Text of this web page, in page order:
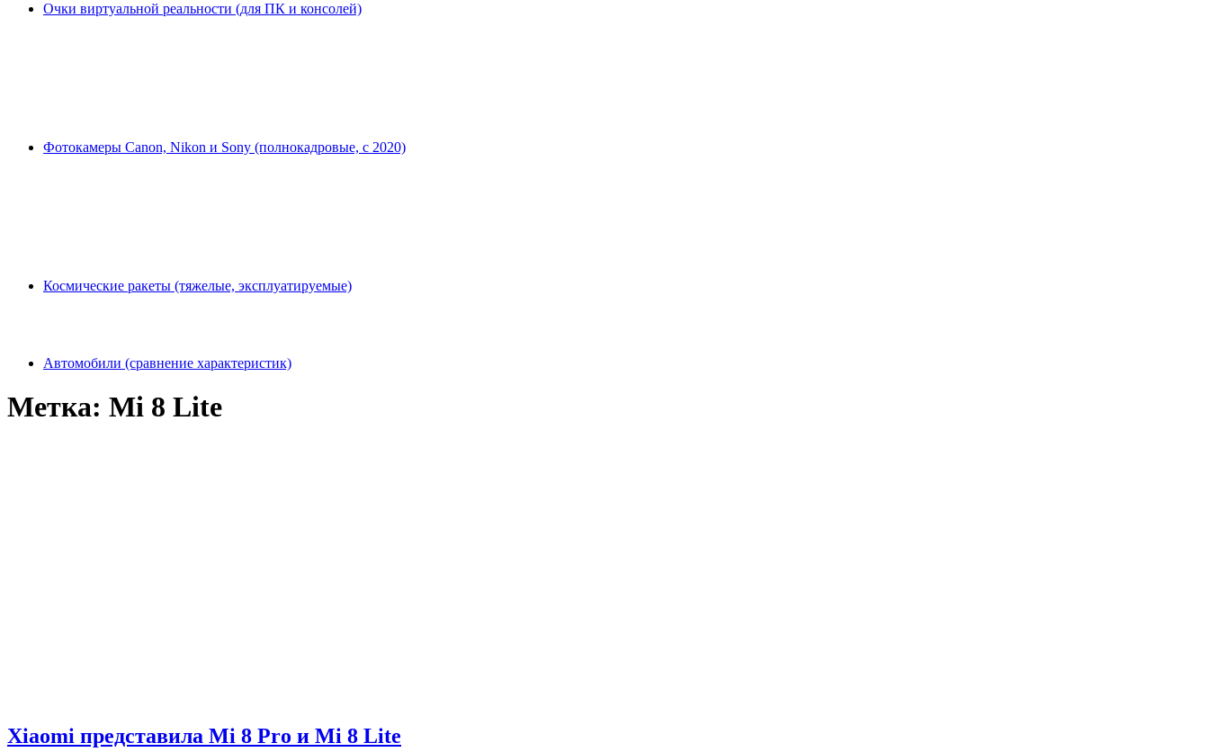
Очки виртуальной реальности (для ПК и консолей)
Фотокамеры Canon, Nikon и Sony (полнокадровые, с 2020)
Космические ракеты (тяжелые, эксплуатируемые)
Автомобили (сравнение характеристик)
Метка: Mi 8 Lite
Xiaomi представила Mi 8 Pro и Mi 8 Lite